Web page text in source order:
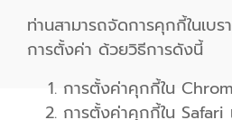
ท่านสามารถจัดการคุกกี้ในเบร
การตั้งค่า ด้วยวิธีการดังนี้
การตั้งค่าคุกกี้ใน
การตั้งค่าคุกกี้ใน Safari